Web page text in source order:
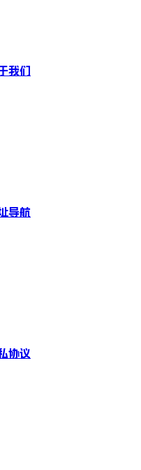
我们
导航
协议